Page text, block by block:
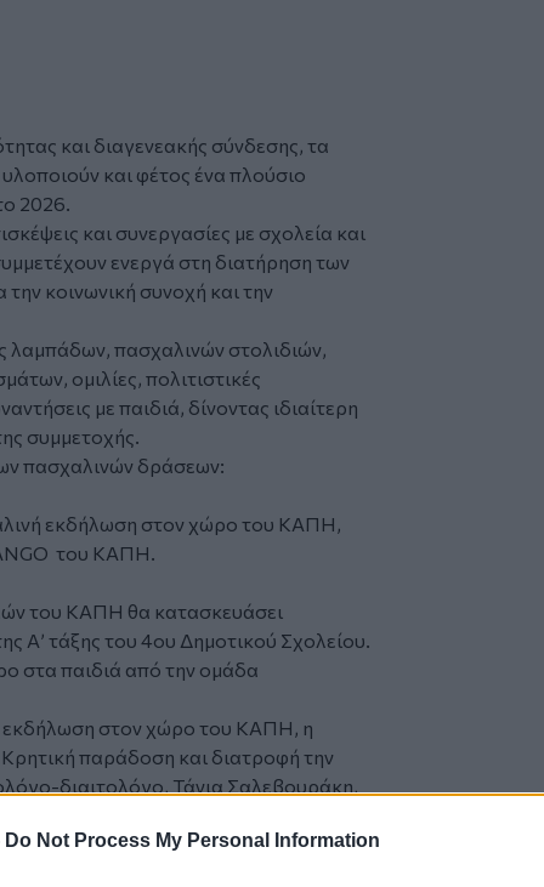
Do Not Process My Personal Information
και διαγενεακής σύνδεσης, τα
υλοποιούν και φέτος ένα πλούσιο
2026.
και συνεργασίες με σχολεία και
ενεργά στη διατήρηση των
κοινωνική συνοχή και την
λαμπάδων, πασχαλινών στολιδιών,
ομιλίες, πολιτιστικές
με παιδιά, δίνοντας ιδιαίτερη
συμμετοχής.
πασχαλινών δράσεων:
εκδήλωση στον χώρο του ΚΑΠΗ,
του ΚΑΠΗ.
του ΚΑΠΗ θα κατασκευάσει
Α’ τάξης του 4ου Δημοτικού Σχολείου.
στα παιδιά από την ομάδα
εκδήλωση στον χώρο του ΚΑΠΗ, η
παράδοση και διατροφή την
διαιτολόγο, Τάνια Σαλεβουράκη,
Εκπαίδευση».
εκδήλωση με τη συμμετοχή των μελών